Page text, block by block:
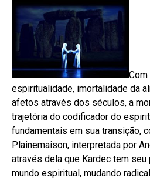
Com
espiritualidade, imortalidade da
afetos através dos séculos, a
trajetória do codificador do
fundamentais em sua transição,
Plainemaison, interpretada por
através dela que Kardec tem
mundo espiritual, mudando